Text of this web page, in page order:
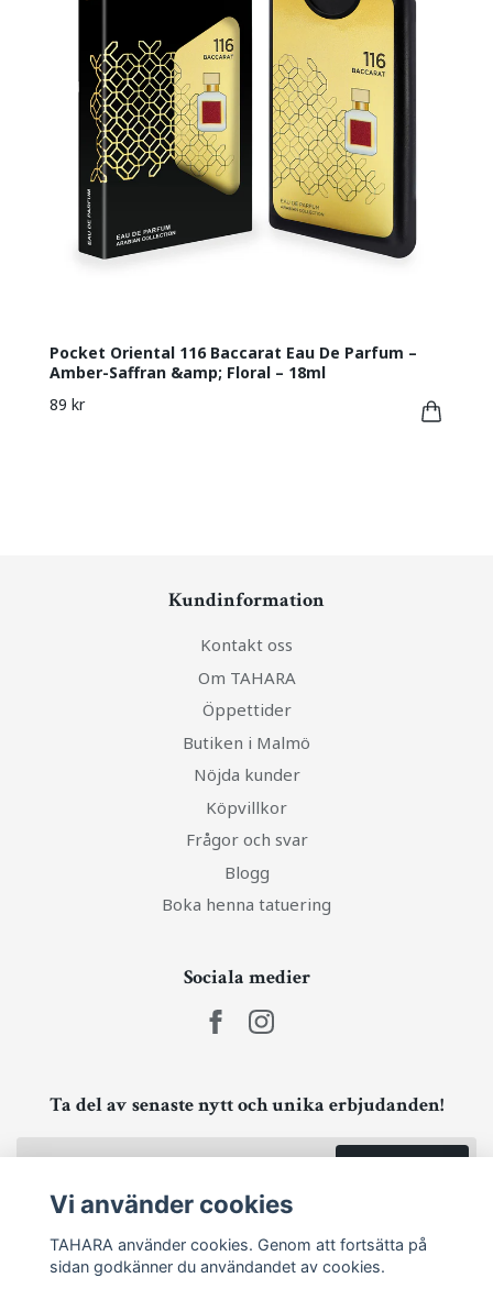
Pocket Oriental 116 Baccarat Eau De Parfum –
Amber-Saffran &amp; Floral – 18ml
89 kr
Kundinformation
Kontakt oss
Om TAHARA
Öppettider
Butiken i Malmö
Nöjda kunder
Köpvillkor
Frågor och svar
Blogg
Boka henna tatuering
Sociala medier
Ta del av senaste nytt och unika erbjudanden!
Vi använder cookies
TAHARA använder cookies. Genom att fortsätta på
sidan godkänner du användandet av cookies.